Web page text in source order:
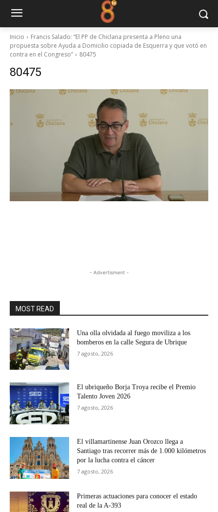
Inicio
Francis Salado: “El PP de Chiclana presenta a Pleno una
propuesta sobre Ayuda a Domicilio copiada de Esquerra y que votó en
contra en el Congreso”
80475
80475
- Advertisment -
MOST READ
Una olla olvidada al fuego moviliza a los
bomberos en la calle Segura de Ubrique
7 agosto, 2026
El ubriqueño Borja Troya recibe el Premio
Talento Joven 2026
7 agosto, 2026
El villamartinense Juan Orozco llega a
Santiago tras recorrer más de 1.000 kilómetros
por la lucha contra el cáncer
7 agosto, 2026
Primeras actuaciones para conocer el estado
real de la A-393